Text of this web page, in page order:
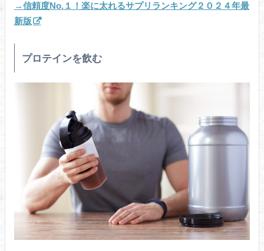
→信頼度No.１！楽に太れるサプリランキング２０２４年最
新版
プロテインを飲む